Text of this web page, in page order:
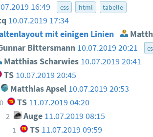
16:49 css html tabelle
10.07.2019 17:34
mit einigen Linien
Bittersmann 10.07.2019 20:21
Matthias Scharwies 10.07.2019 20:41
TS 10.07.2019 20:45
Matthias Apsel 10.07.2019 20:53
0 TS 11.07.2019 04:20
2 Auge 11.07.2019 08:15
1 TS 11.07.2019 09:59